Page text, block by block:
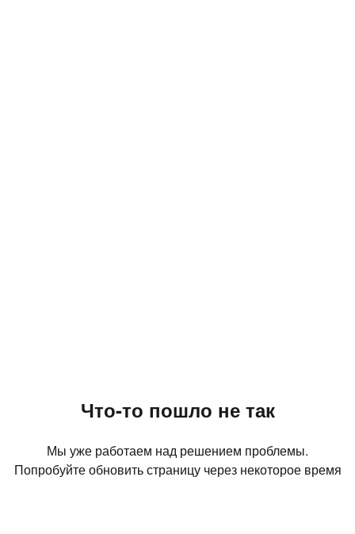
Что-то пошло не так
Мы уже работаем над решением проблемы.
Попробуйте обновить страницу через некоторое время